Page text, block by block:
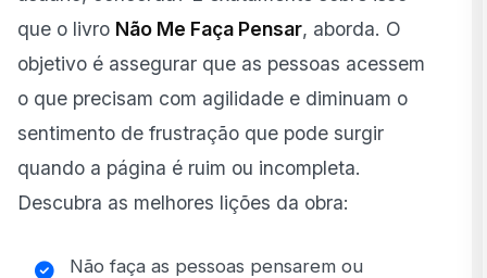
que o livro Não Me Faça Pensar, aborda. O
objetivo é assegurar que as pessoas acessem
o que precisam com agilidade e diminuam o
sentimento de frustração que pode surgir
quando a página é ruim ou incompleta.
Descubra as melhores lições da obra:
Não faça as pessoas pensarem ou